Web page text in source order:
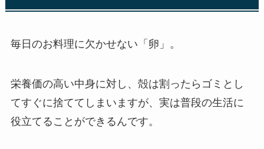
毎日のお料理に欠かせない「卵」。
栄養価の高い中身に対し、殻は割ったらゴミとし
てすぐに捨ててしまいますが、実は普段の生活に
役立てることができるんです。